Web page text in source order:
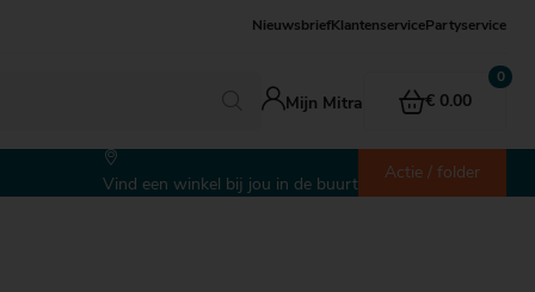
Nieuwsbrief KlantenservicePartyservice
Mijn Mitra € 0.00
Vind een winkel bij jou in de buurt
Actie / folder